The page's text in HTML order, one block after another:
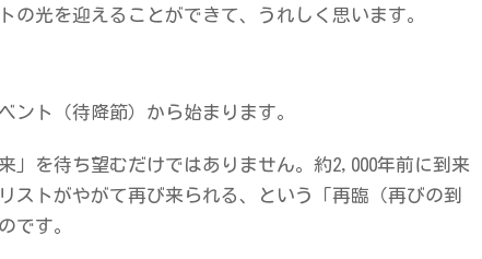
の光を迎えることができて、うれしく思います。
ント（待降節）から始まります。
」を待ち望むだけではありません。約2,000年前に到来
ストがやがて再び来られる、という「再臨（再びの到
です。